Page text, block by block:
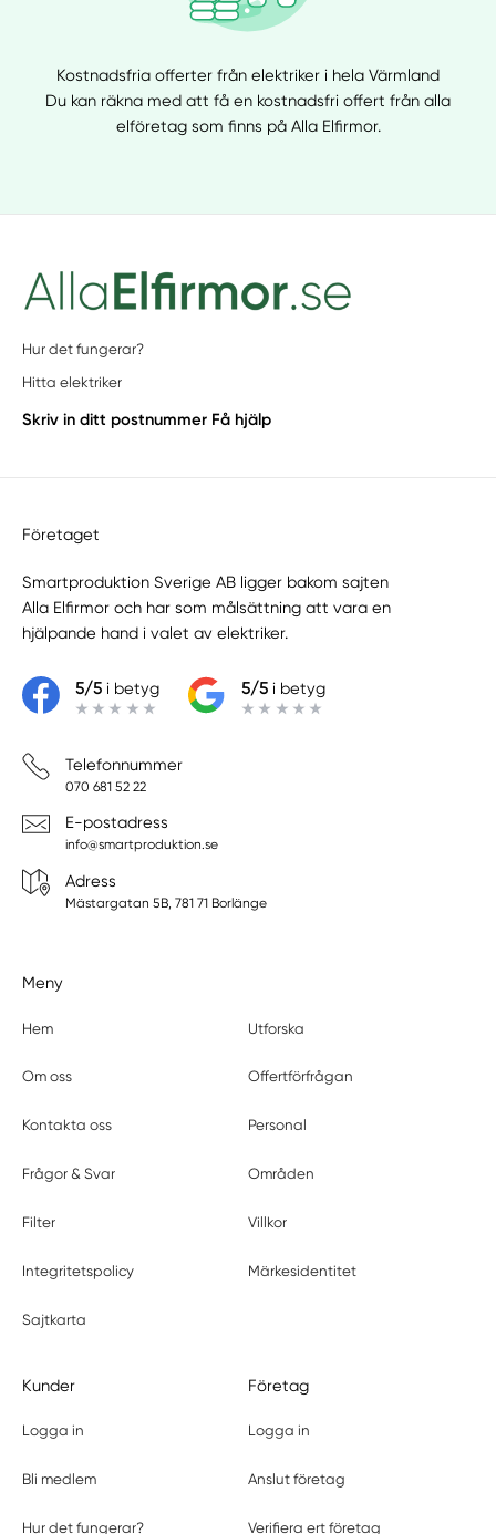
Kostnadsfria offerter från elektriker i hela Värmland
Du kan räkna med att få en kostnadsfri offert från alla
elföretag som finns på Alla Elfirmor.
Hur det fungerar?
Hitta elektriker
Skriv in ditt postnummer Få hjälp
Företaget
Smartproduktion Sverige AB ligger bakom sajten
Alla Elfirmor och har som målsättning att vara en
hjälpande hand i valet av elektriker.
5/5i betyg 5/5i betyg
Telefonnummer
070 681 52 22
E-postadress
info@smartproduktion.se
Adress
Mästargatan 5B, 781 71 Borlänge
Meny
Hem Utforska
Om oss Offertförfrågan
Kontakta oss Personal
Frågor & Svar Områden
Filter Villkor
Integritetspolicy Märkesidentitet
Sajtkarta
Kunder
Logga in
Bli medlem
Hur det fungerar?
Företag
Logga in
Anslut företag
Verifiera ert företag